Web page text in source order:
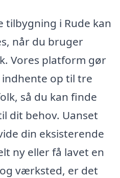
tilbygning i Rude kan
når du bruger
Vores platform gør
op til tre
så du kan finde
dit behov. Uanset
din eksisterende
ny eller få lavet en
værksted, er det